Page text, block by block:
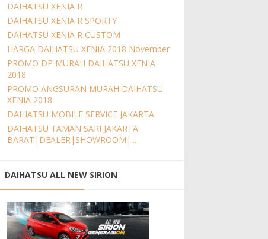
DAIHATSU XENIA R
DAIHATSU XENIA R SPORTY
DAIHATSU XENIA R CUSTOM
HARGA DAIHATSU XENIA 2018 November
PROMO DP MURAH DAIHATSU XENIA
2018
PROMO ANGSURAN MURAH DAIHATSU
XENIA 2018
DAIHATSU MOBILE SERVICE JAKARTA
DAIHATSU TAMAN SARI JAKARTA
BARAT|DEALER|SHOWROOM|...
DAIHATSU ALL NEW SIRION